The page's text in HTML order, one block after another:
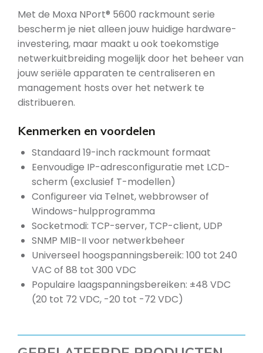
Met de Moxa NPort® 5600 rackmount serie
bescherm je niet alleen jouw huidige hardware-
investering, maar maakt u ook toekomstige
netwerkuitbreiding mogelijk door het beheer van
jouw seriële apparaten te centraliseren en
management hosts over het netwerk te
distribueren.
Kenmerken en voordelen
Standaard 19-inch rackmount formaat
Eenvoudige IP-adresconfiguratie met LCD-
scherm (exclusief T-modellen)
Configureer via Telnet, webbrowser of
Windows-hulpprogramma
Socketmodi: TCP-server, TCP-client, UDP
SNMP MIB-II voor netwerkbeheer
Universeel hoogspanningsbereik: 100 tot 240
VAC of 88 tot 300 VDC
Populaire laagspanningsbereiken: ±48 VDC
(20 tot 72 VDC, -20 tot -72 VDC)